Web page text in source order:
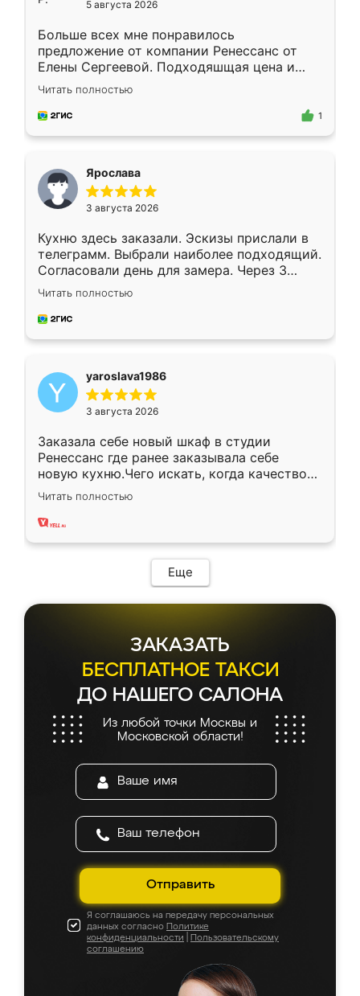
5 августа 2026
Больше всех мне понравилось
предложение от компании Ренессанс от
Елены Сергеевой. Подходяшщая цена и
короткие сроки изготовления. Приехавший
для замера сотрудник Владислав
предложил по моему эскизу самый
Читать полностью
1
Ярослава
3 августа 2026
Кухню здесь заказали. Эскизы прислали в
телеграмм. Выбрали наиболее подходящий.
Согласовали день для замера. Через 3
недели кухня была уже готова. Остались
довольны работой. Спасибо Ренессанс
мебель за качественную работу!
Читать полностью
yaroslava1986
3 августа 2026
Заказала себе новый шкаф в студии
Ренессанс где ранее заказывала себе
новую кухню.Чего искать, когда качеством
вполне довольна. Служит кухня уже почти
два года, нареканий нет.
Читать полностью
Еще
ЗАКАЗАТЬ
БЕСПЛАТНОЕ ТАКСИ
ДО НАШЕГО САЛОНА
Из любой точки Москвы и
Московской области!
Отправить
Я соглашаюсь на передачу персональных
данных согласно Политике
конфиденциальности
Пользовательскому
соглашению